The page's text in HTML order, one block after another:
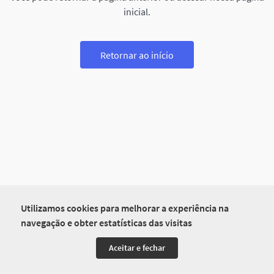
Utilizamos cookies para melhorar a experiência na
navegação e obter estatísticas das visitas
Aceitar e fechar
inicial.
Retornar ao início